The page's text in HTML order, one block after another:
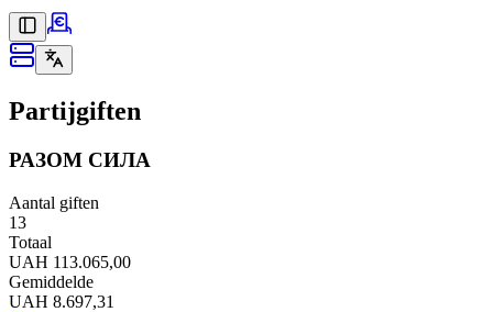
Partijgiften
РАЗОМ СИЛА
Aantal giften
13
Totaal
UAH 113.065,00
Gemiddelde
UAH 8.697,31